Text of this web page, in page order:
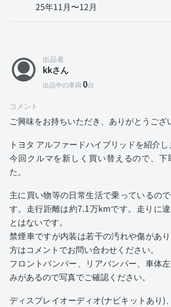
25年11月〜12月
出品者
kkさん
出品中の車両0台
コメント
ご興味をお持ちいただき、ありがとうござ
トヨタ アルファードハイブリッドを紹介し
今回クルマを新しく買い替えるので、下
た。
主に買い物等の日常生活で乗っているの
す。走行距離は約7.1万kmです。走りに
とはないです。
禁煙車ですが内装は若干の汚れや傷があ
方はコメントでお問い合わせください。
フロントバンパー、リアバンパー、車体
みがあるので写真でご確認ください。
ディスプレイオーディオ(ナビキットあり)